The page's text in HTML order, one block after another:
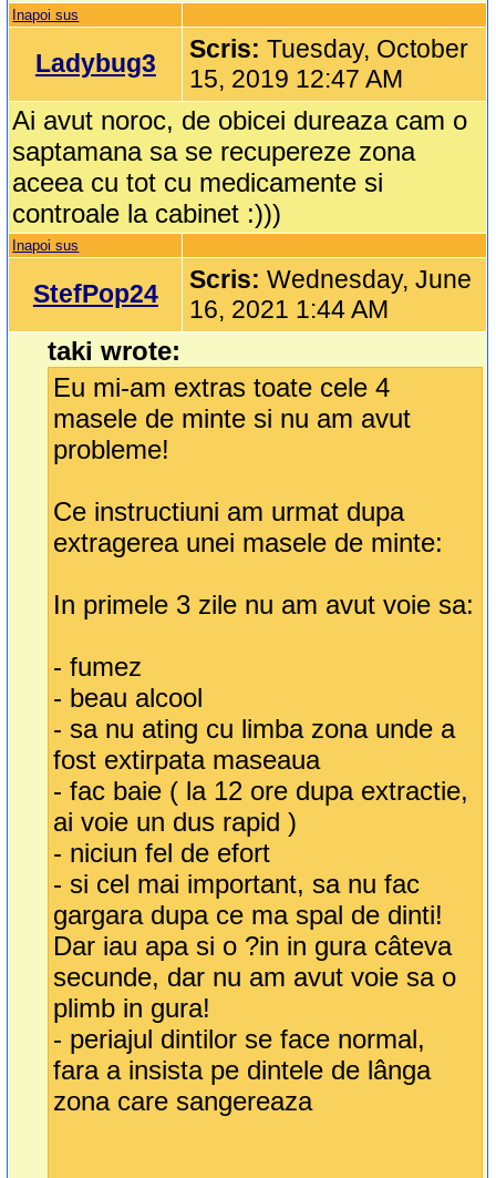
Inapoi sus
Ladybug3 Scris:Tuesday, October
15, 2019 12:47 AM
Ai avut noroc, de obicei dureaza cam o
saptamana sa se recupereze zona
aceea cu tot cu medicamente si
controale la cabinet :)))
Inapoi sus
StefPop24 Scris:Wednesday, June
16, 2021 1:44 AM
taki wrote:
Eu mi-am extras toate cele 4
masele de minte si nu am avut
probleme!
Ce instructiuni am urmat dupa
extragerea unei masele de minte:
In primele 3 zile nu am avut voie sa:
- fumez
- beau alcool
- sa nu ating cu limba zona unde a
fost extirpata maseaua
- fac baie ( la 12 ore dupa extractie,
ai voie un dus rapid )
- niciun fel de efort
- si cel mai important, sa nu fac
gargara dupa ce ma spal de dinti!
Dar iau apa si o ?in in gura câteva
secunde, dar nu am avut voie sa o
plimb in gura!
- periajul dintilor se face normal,
fara a insista pe dintele de lânga
zona care sangereaza